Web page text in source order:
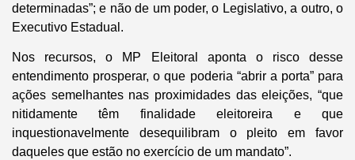
determinadas”; e não de um poder, o Legislativo, a outro, o
Executivo Estadual.
Nos recursos, o MP Eleitoral aponta o risco desse
entendimento prosperar, o que poderia “abrir a porta” para
ações semelhantes nas proximidades das eleições, “que
nitidamente têm finalidade eleitoreira e que
inquestionavelmente desequilibram o pleito em favor
daqueles que estão no exercício de um mandato”.